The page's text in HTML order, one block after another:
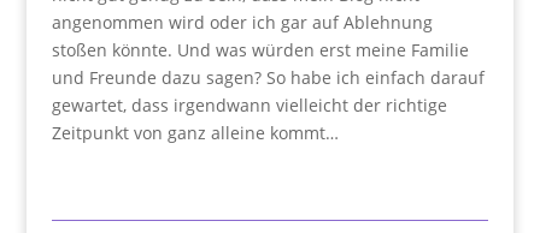
angenommen wird oder ich gar auf Ablehnung
stoßen könnte. Und was würden erst meine Familie
und Freunde dazu sagen? So habe ich einfach darauf
gewartet, dass irgendwann vielleicht der richtige
Zeitpunkt von ganz alleine kommt…